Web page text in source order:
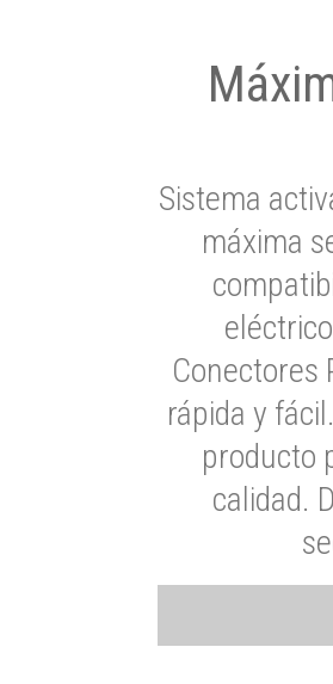
Sistema
máxima
Conectores
rápida y
producto
calidad.